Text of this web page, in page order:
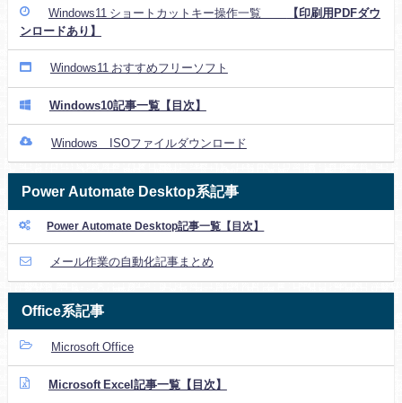
Windows11 ショートカットキー操作一覧
【印刷用PDFダウ
ンロードあり】
Windows11 おすすめフリーソフト
Windows10記事一覧【目次】
Windows ISOファイルダウンロード
Power Automate Desktop系記事
Power Automate Desktop記事一覧【目次】
メール作業の自動化記事まとめ
Office系記事
Microsoft Office
Microsoft Excel記事一覧【目次】